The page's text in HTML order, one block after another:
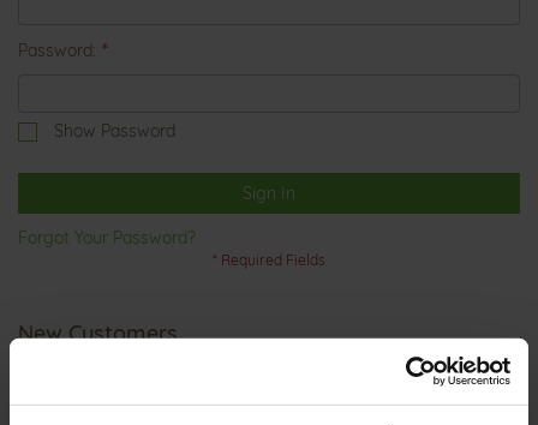
Password
Show Password
Sign In
Forgot Your Password?
New Customers
Creating an account has many benefits: check out faster, keep